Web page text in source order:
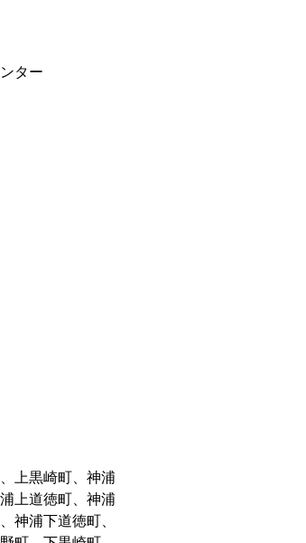
ター
上黒崎町、神浦
上道徳町、神浦
神浦下道徳町、